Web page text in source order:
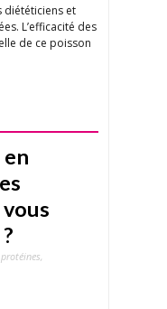
diététiciens et
L’efficacité des
de ce poisson
en
protéines,